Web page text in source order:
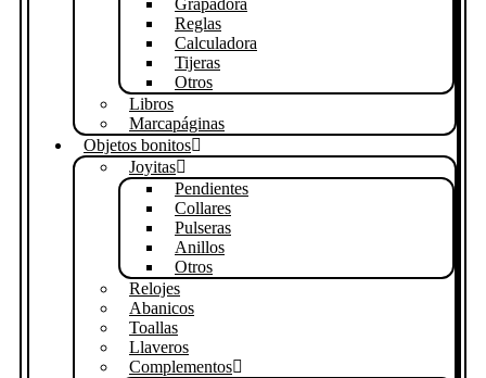
Grapadora
Reglas
Calculadora
Tijeras
Otros
Libros
Marcapáginas
Objetos bonitos
Joyitas
Pendientes
Collares
Pulseras
Anillos
Otros
Relojes
Abanicos
Toallas
Llaveros
Complementos